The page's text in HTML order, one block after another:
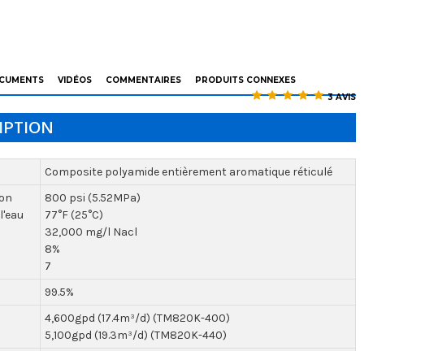
VIDÉOS COMMENTAIRES
PRODUITS CONNEXES
3 AVIS
Composite polyamide entièrement aromatique réticulé
800 psi (5.52MPa)
77°F (25°C)
32,000 mg/l Nacl
8%
7
99.5%
4,600gpd (17.4m³/d) (TM820K-400)
5,100gpd (19.3m³/d) (TM820K-440)